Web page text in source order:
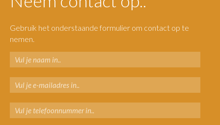
Gebruik het onderstaande formulier om contact op te
nemen.